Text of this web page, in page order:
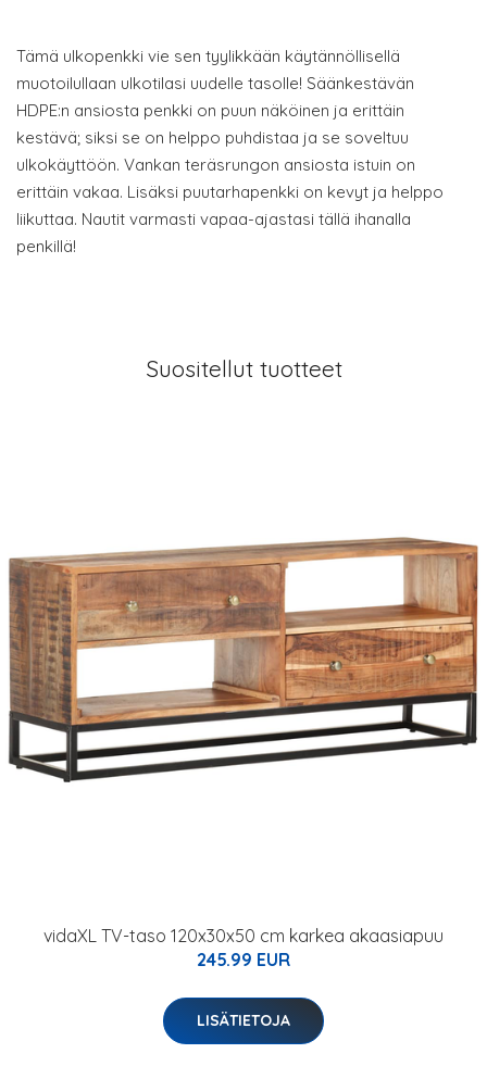
Tämä ulkopenkki vie sen tyylikkään käytännöllisellä
muotoilullaan ulkotilasi uudelle tasolle! Säänkestävän
HDPE:n ansiosta penkki on puun näköinen ja erittäin
kestävä; siksi se on helppo puhdistaa ja se soveltuu
ulkokäyttöön. Vankan teräsrungon ansiosta istuin on
erittäin vakaa. Lisäksi puutarhapenkki on kevyt ja helppo
liikuttaa. Nautit varmasti vapaa-ajastasi tällä ihanalla
penkillä!
Suositellut tuotteet
vidaXL TV-taso 120x30x50 cm karkea akaasiapuu
245.99 EUR
LISÄTIETOJA